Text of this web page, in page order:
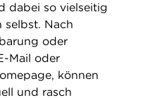
dabei so vielseitig
selbst. Nach
oder
Mail oder
können
und rasch